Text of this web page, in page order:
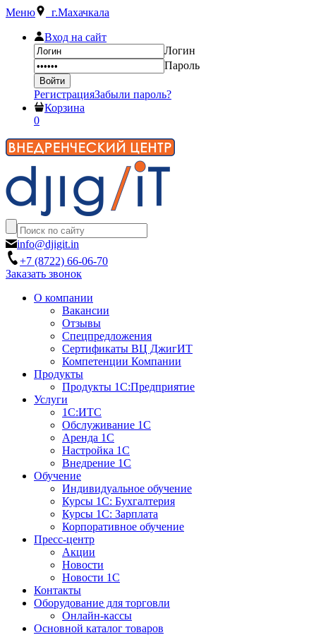
Меню г.Махачкала
Вход на сайт
Логин
Пароль
РегистрацияЗабыли пароль?
Корзина
0
info@djigit.in
+7 (8722) 66-06-70
Заказать звонок
О компании
Вакансии
Отзывы
Спецпредложения
Сертификаты ВЦ ДжигИТ
Компетенции Компании
Продукты
Продукты 1С:Предприятие
Услуги
1С:ИТС
Обслуживание 1С
Аренда 1С
Настройка 1С
Внедрение 1С
Обучение
Индивидуальное обучение
Курсы 1С: Бухгалтерия
Курсы 1С: Зарплата
Корпоративное обучение
Пресс-центр
Акции
Новости
Новости 1С
Контакты
Оборудование для торговли
Онлайн-кассы
Основной каталог товаров